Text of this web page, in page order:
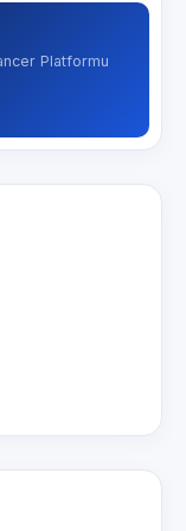
Platformu